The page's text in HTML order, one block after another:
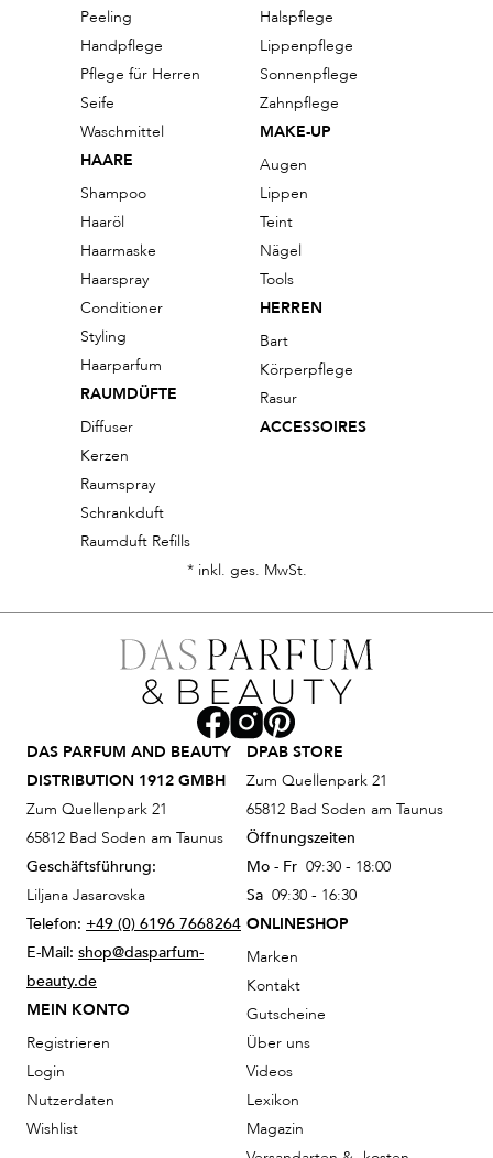
Peeling
Handpflege
Pflege für Herren
Seife
Waschmittel
HAARE
Shampoo
Haaröl
Haarmaske
Haarspray
Conditioner
Styling
Haarparfum
RAUMDÜFTE
Diffuser
Kerzen
Raumspray
Schrankduft
Raumduft Refills
Halspflege
Lippenpflege
Sonnenpflege
Zahnpflege
MAKE-UP
Augen
Lippen
Teint
Nägel
Tools
HERREN
Bart
Körperpflege
Rasur
ACCESSOIRES
* inkl. ges. MwSt.
DAS PARFUM AND BEAUTY
DISTRIBUTION 1912 GMBH
Zum Quellenpark 21
65812 Bad Soden am Taunus
Geschäftsführung:
Liljana Jasarovska
Telefon: +49 (0) 6196 7668264
E-Mail: shop@dasparfum-
beauty.de
MEIN KONTO
Registrieren
Login
Nutzerdaten
Wishlist
DPAB STORE
Zum Quellenpark 21
65812 Bad Soden am Taunus
Öffnungszeiten
Mo - Fr 09:30 - 18:00
Sa 09:30 - 16:30
ONLINESHOP
Marken
Kontakt
Gutscheine
Über uns
Videos
Lexikon
Magazin